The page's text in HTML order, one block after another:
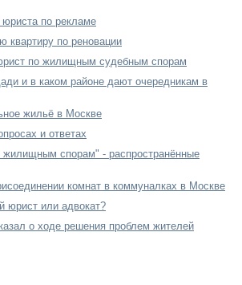
по рекламе
квартиру по реновации
по жилищным судебным спорам
и в каком районе дают очередникам в
жильё в Москве
и ответах
спорам" - распространённые
комнат в коммуналках в Москве
юрист или адвокат?
о ходе решения проблем жителей